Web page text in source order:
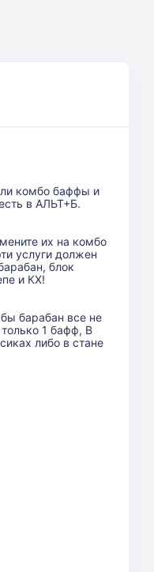
комбо баффы и
в АЛЬТ+Б.
их на комбо
услуги должен
блок
и КХ!
барабан все не
1 бафф, В
либо в стане